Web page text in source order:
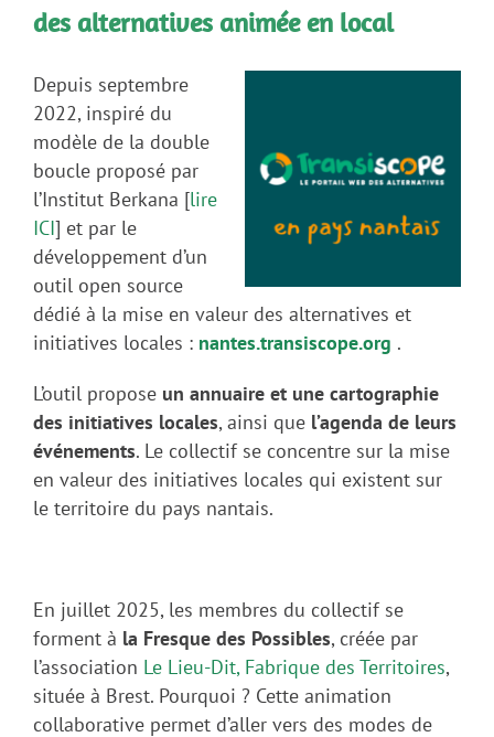
des alternatives animée en local
Depuis septembre
2022, inspiré du
modèle de la double
boucle proposé par
l’Institut Berkana [lire
ICI] et par le
développement d’un
outil open source
dédié à la mise en valeur des alternatives et
initiatives locales : nantes.transiscope.org .
L’outil propose un annuaire et une cartographie
des initiatives locales, ainsi que l’agenda de leurs
événements. Le collectif se concentre sur la mise
en valeur des initiatives locales qui existent sur
le territoire du pays nantais.
En juillet 2025, les membres du collectif se
forment à la Fresque des Possibles, créée par
l’association Le Lieu-Dit, Fabrique des Territoires,
située à Brest. Pourquoi ? Cette animation
collaborative permet d’aller vers des modes de